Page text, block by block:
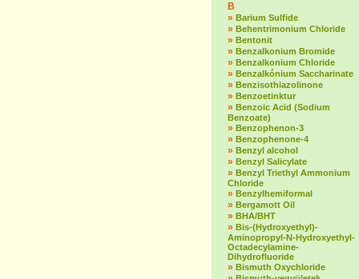
B
» Barium Sulfide
» Behentrimonium Chloride
» Bentonit
» Benzalkonium Bromide
» Benzalkonium Chloride
» Benzalkónium Saccharinate
» Benzisothiazolinone
» Benzoetinktur
» Benzoic Acid (Sodium
Benzoate)
» Benzophenon-3
» Benzophenone-4
» Benzyl alcohol
» Benzyl Salicylate
» Benzyl Triethyl Ammonium
Chloride
» Benzylhemiformal
» Bergamott Oil
» BHA/BHT
» Bis-(Hydroxyethyl)-
Aminopropyl-N-Hydroxyethyl-
Octadecylamine-
Dihydrofluoride
» Bismuth Oxychloride